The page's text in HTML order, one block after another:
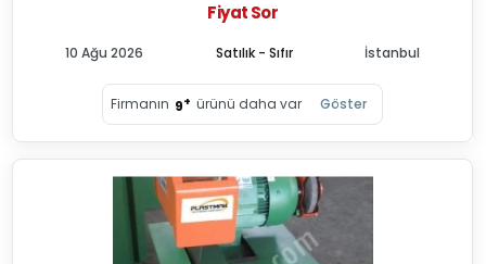
Fiyat Sor
Satılık - Sıfır
10 Ağu 2026 İstanbul
Firmanın 9+ ürünü daha var Göster